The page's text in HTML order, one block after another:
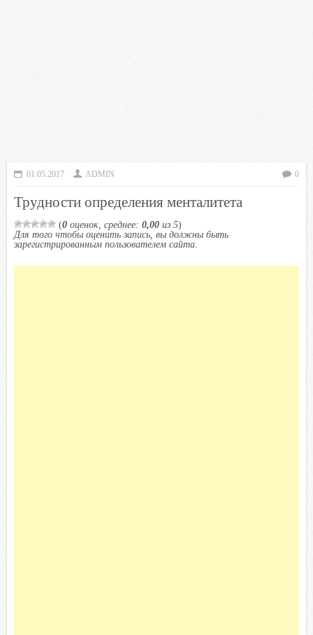
01.05.2017 ADMIN 0
Трудности определения менталитета
(0 оценок, среднее: 0,00 из 5)
Для того чтобы оценить запись, вы должны быть
зарегистрированным пользователем сайта.